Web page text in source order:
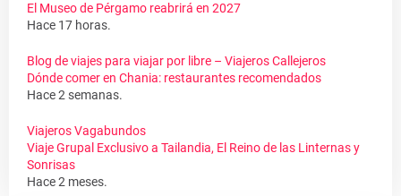
El Museo de Pérgamo reabrirá en 2027
Hace 17 horas.
Blog de viajes para viajar por libre – Viajeros Callejeros
Dónde comer en Chania: restaurantes recomendados
Hace 2 semanas.
Viajeros Vagabundos
Viaje Grupal Exclusivo a Tailandia, El Reino de las Linternas y
Sonrisas
Hace 2 meses.